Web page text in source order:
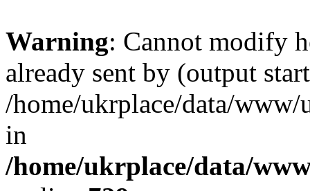
Warning: Cannot modify
already sent by (output
/home/ukrplace/data/
in
/home/ukrplace/data/